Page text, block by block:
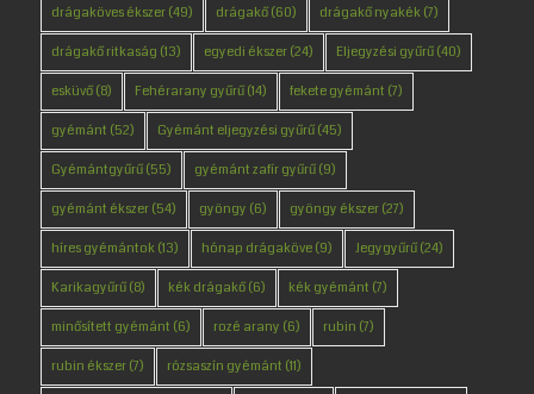
drágaköves ékszer(49) drágakő(60) drágakő nyakék(7)
drágakő ritkaság (13) egyedi ékszer(24) Eljegyzési gyűrű(40)
esküvő(8) Fehérarany gyűrű(14) fekete gyémánt (7)
gyémánt (52) Gyémánt eljegyzési gyűrű(45)
Gyémántgyűrű(55) gyémánt zafír gyűrű(9)
gyémánt ékszer(54) gyöngy (6) gyöngy ékszer(27)
híres gyémántok(13) hónap drágaköve(9) Jegygyűrű(24)
Karikagyűrű(8) kék drágakő(6) kék gyémánt (7)
minősített gyémánt (6) rozé arany (6) rubin (7)
rubin ékszer(7) rózsaszín gyémánt (11)